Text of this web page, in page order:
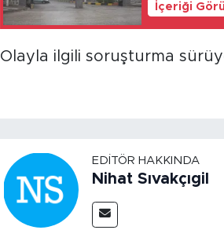
İçeriği
Olayla ilgili soruşturma
EDITÖR HAKKINDA
Nihat Sıvakçıgil